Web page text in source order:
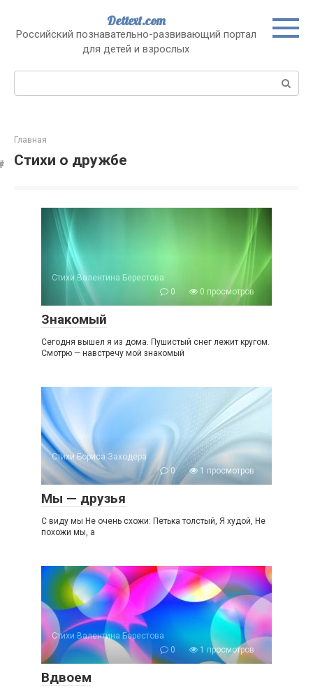
контенту
Dettext.com
Российский познавательно-развивающий портал
для детей и взрослых
Поиск:
Главная
Стихи о дружбе
Стихи Валентина Берестова
0
0 просмотров
Знакомый
Сегодня вышел я из дома. Пушистый снег лежит кругом.
Смотрю — навстречу мой знакомый
Стихи Бориса Заходера
0
1 просмотров
Мы — друзья
С виду мы Не очень схожи: Петька толстый, Я худой, Не
похожи мы, а
Стихи Валентина Берестова
0
1 просмотров
Вдвоем